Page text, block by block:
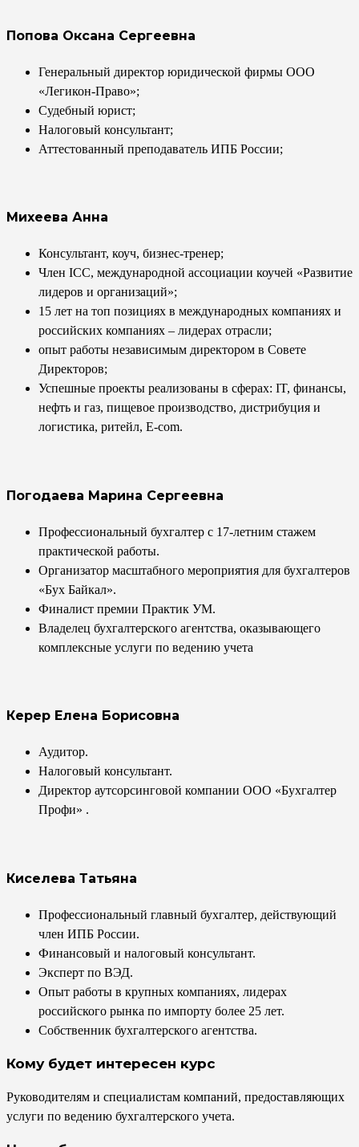
Попова Оксана Сергеевна
Генеральный директор юридической фирмы ООО
«Легикон-Право»;
Судебный юрист;
Налоговый консультант;
Аттестованный преподаватель ИПБ России;
Михеева Анна
Консультант, коуч, бизнес-тренер;
Член ICC, международной ассоциации коучей «Развитие
лидеров и организаций»;
15 лет на топ позициях в международных компаниях и
российских компаниях – лидерах отрасли;
опыт работы независимым директором в Совете
Директоров;
Успешные проекты реализованы в сферах: IT, финансы,
нефть и газ, пищевое производство, дистрибуция и
логистика, ритейл, E-com.
Погодаева Марина Сергеевна
Профессиональный бухгалтер с 17-летним стажем
практической работы.
Организатор масштабного мероприятия для бухгалтеров
«Бух Байкал».
Финалист премии Практик УМ.
Владелец бухгалтерского агентства, оказывающего
комплексные услуги по ведению учета
Керер Елена Борисовна
Аудитор.
Налоговый консультант.
Директор аутсорсинговой компании ООО «Бухгалтер
Профи» .
Киселева Татьяна
Профессиональный главный бухгалтер, действующий
член ИПБ России.
Финансовый и налоговый консультант.
Эксперт по ВЭД.
Опыт работы в крупных компаниях, лидерах
российского рынка по импорту более 25 лет.
Собственник бухгалтерского агентства.
Кому будет интересен курс
Руководителям и специалистам компаний, предоставляющих
услуги по ведению бухгалтерского учета.